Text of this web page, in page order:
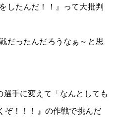
したんだ！！』って大批判
だったんだろうなぁ～と思
手に変えて「なんとしても
ぞ！！！』の作戦で挑んだ